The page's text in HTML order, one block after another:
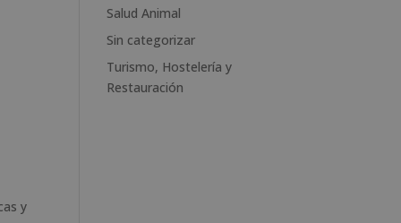
y
Salud Animal
Sin categorizar
Turismo, Hostelería y
Restauración